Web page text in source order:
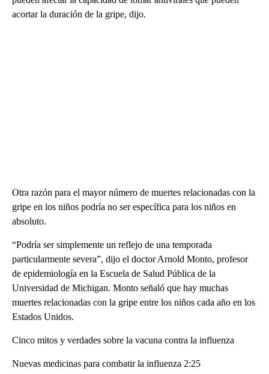
acortar la duración de la gripe, dijo.
Otra razón para el mayor número de muertes relacionadas con la
gripe en los niños podría no ser específica para los niños en
absoluto.
“Podría ser simplemente un reflejo de una temporada
particularmente severa”, dijo el doctor Arnold Monto, profesor
de epidemiología en la Escuela de Salud Pública de la
Universidad de Michigan. Monto señaló que hay muchas
muertes relacionadas con la gripe entre los niños cada año en los
Estados Unidos.
Cinco mitos y verdades sobre la vacuna contra la influenza
Nuevas medicinas para combatir la influenza 2:25